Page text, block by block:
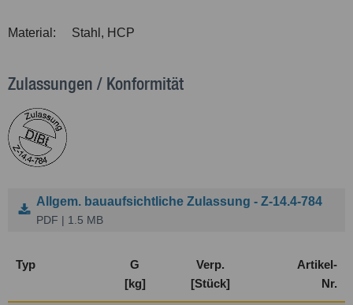
Material: Stahl, HCP
Zulassungen / Konformität
Allgem. bauaufsichtliche Zulassung - Z-14.4-784
PDF | 1.5 MB
Typ
G
[kg]
Verp.
[Stück]
Artikel-
Nr.